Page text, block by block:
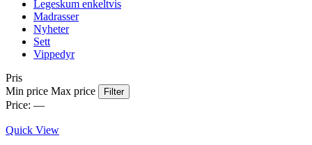
Legeskum enkeltvis
Madrasser
Nyheter
Sett
Vippedyr
Pris
Min price Max price Filter
Price: —
Quick View